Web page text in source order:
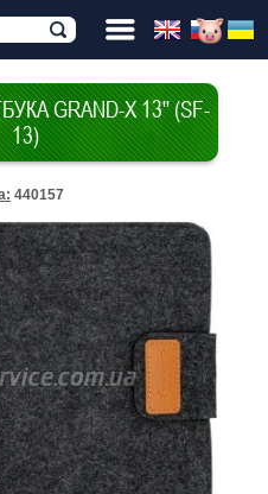
GRAND-X 13'' (SF-
13)
: 440157